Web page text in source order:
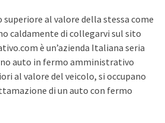
superiore al valore della stessa come
caldamente di collegarvi sul sito
è un’azienda Italiana seria
auto in fermo amministrativo
al valore del veicolo, si occupano
di un auto con fermo